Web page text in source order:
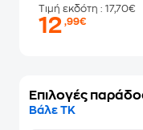
Τιμή εκδότη : 17,70€
12,99€
Επιλογές
Βάλε ΤΚ